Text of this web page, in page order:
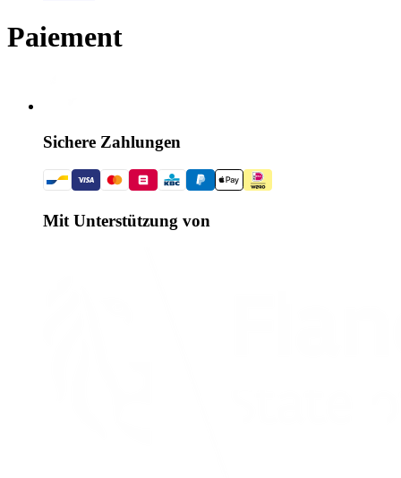
Paiement
Sichere Zahlungen
Mit Unterstützung von